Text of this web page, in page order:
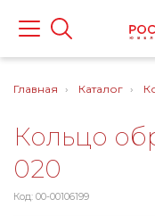
Главная Каталог
Кольцо
020
Код: 00-00106199